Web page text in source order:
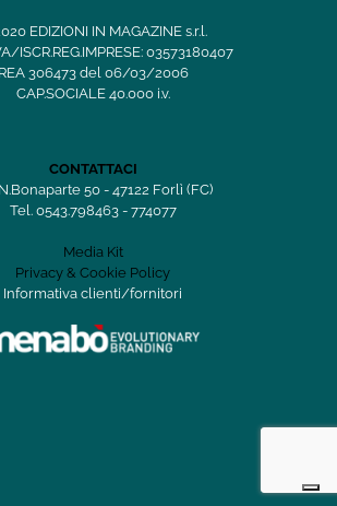
EDIZIONI IN MAGAZINE s.r.l.
ISCR.REG.IMPRESE: 03573180407
REA 306473 del 06/03/2006
CAP.SOCIALE 40.000 i.v.
CONTATTACI
50 - 47122 Forlì (FC)
Tel. 0543.798463 - 774077
Media Kit
Privacy & Cookie Policy
Informativa clienti/fornitori